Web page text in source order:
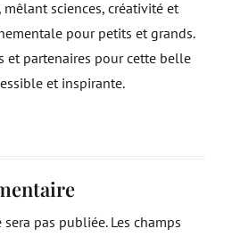
sciences, créativité et
pour petits et grands.
et partenaires pour cette belle
et inspirante.
pas publiée. Les champs